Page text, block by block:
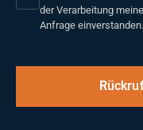
der Verarbeitung
Anfrage einverstanden.